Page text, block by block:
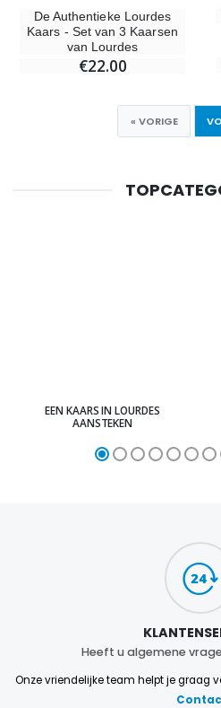
De Authentieke Lourdes
Kaars - Set van 3 Kaarsen
van Lourdes
€22.00
« VORIGE
EEN KAARS IN LOURDES
AANSTEKEN
Heeft u algemene
Onze vriendelijke team helpt je graag